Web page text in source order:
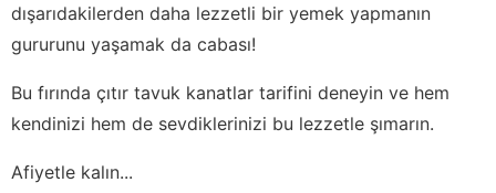
dışarıdakilerden daha lezzetli bir yemek yapmanın
gururunu yaşamak da cabası!
Bu fırında çıtır tavuk kanatlar tarifini deneyin ve hem
kendinizi hem de sevdiklerinizi bu lezzetle şımarın.
Afiyetle kalın...